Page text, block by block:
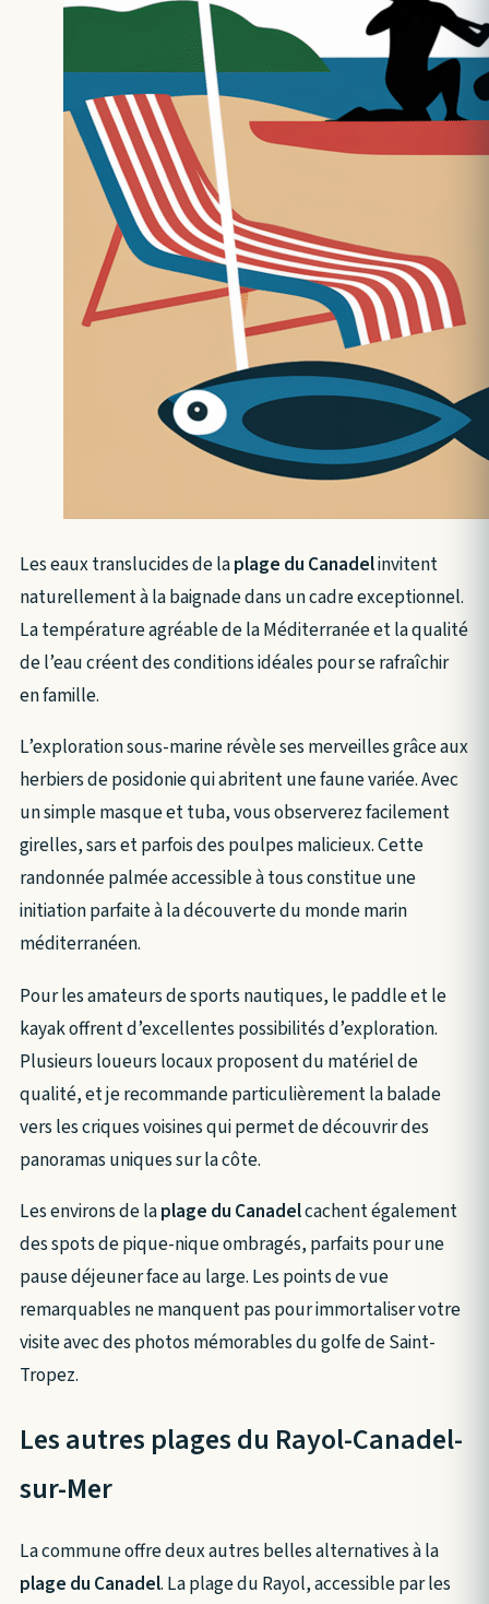
Les eaux translucides de laplage du Canadelinvitent
naturellement à la baignade dans un cadre exceptionnel.
La température agréable de la Méditerranée et la qualité
de l’eau créent des conditions idéales pour se rafraîchir
en famille.
L’exploration sous-marine révèle ses merveilles grâce aux
herbiers de posidonie qui abritent une faune variée. Avec
un simple masque et tuba, vous observerez facilement
girelles, sars et parfois des poulpes malicieux. Cette
randonnée palmée accessible à tous constitue une
initiation parfaite à la découverte du monde marin
méditerranéen.
Pour les amateurs de sports nautiques, le paddle et le
kayak offrent d’excellentes possibilités d’exploration.
Plusieurs loueurs locaux proposent du matériel de
qualité, et je recommande particulièrement la balade
vers les criques voisines qui permet de découvrir des
panoramas uniques sur la côte.
Les environs de laplage du Canadelcachent également
des spots de pique-nique ombragés, parfaits pour une
pause déjeuner face au large. Les points de vue
remarquables ne manquent pas pour immortaliser votre
visite avec des photos mémorables du golfe de Saint-
Tropez.
Les autres plages du Rayol-Canadel-
sur-Mer
La commune offre deux autres belles alternatives à la
plage du Canadel. La plage du Rayol, accessible par les